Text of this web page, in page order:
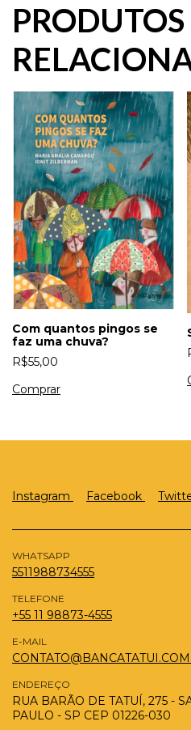
PRODUTOS
Com quantos pingos se
faz uma chuva?
R$55,00
Instagram Facebook
WHATSAPP
5511988734555
TELEFONE
+55 11 98873-4555
E-MAIL
ENDEREÇO
RUA BARÃO DE TATUÍ, 275 -
PAULO - SP CEP 01226-030